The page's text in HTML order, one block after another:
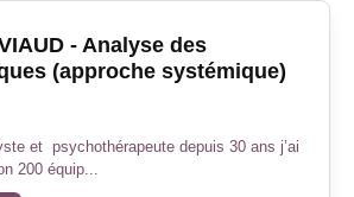
- Analyse des
(approche systémique)
et psychothérapeute depuis 30 ans j’ai
200 équip...